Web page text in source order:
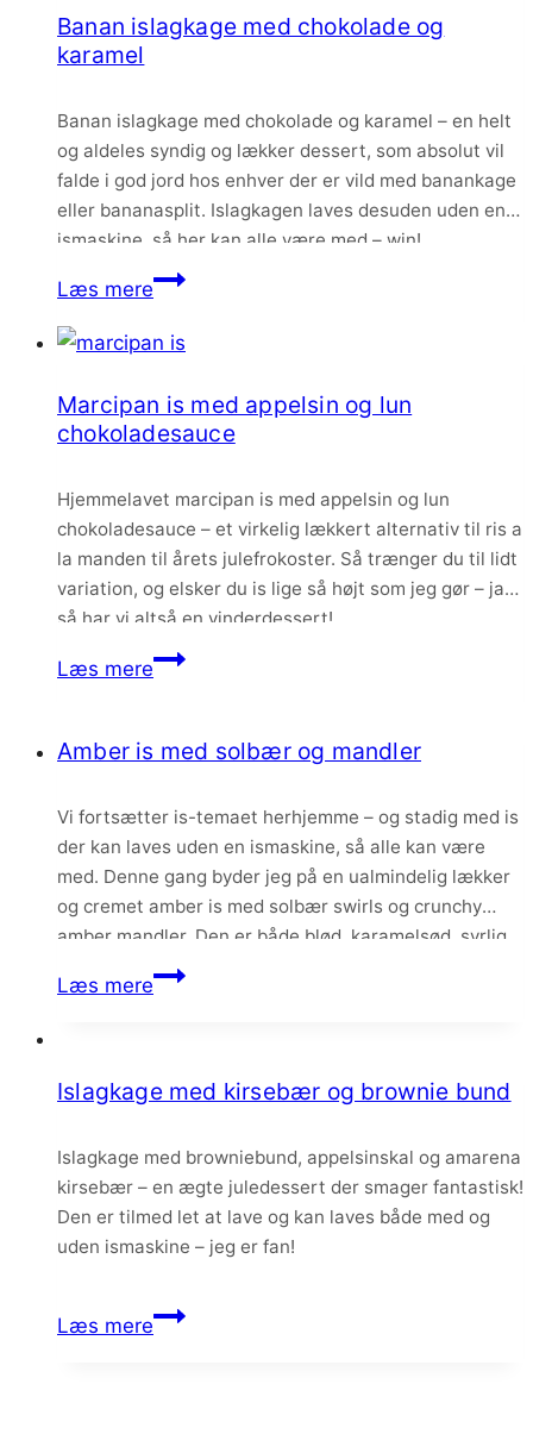
marcipan
Banan islagkage med chokolade og
karamel
Banan islagkage med chokolade og karamel – en helt
og aldeles syndig og lækker dessert, som absolut vil
falde i god jord hos enhver der er vild med banankage
eller bananasplit. Islagkagen laves desuden uden en
ismaskine, så her kan alle være med – win!
Læs mereBanan
med
og
karamel
Marcipan is med appelsin og lun
chokoladesauce
Hjemmelavet marcipan is med appelsin og lun
chokoladesauce – et virkelig lækkert alternativ til ris a
la manden til årets julefrokoster. Så trænger du til lidt
variation, og elsker du is lige så højt som jeg gør – ja
så har vi altså en vinderdessert!
Læs mereMarcipan
appelsin
lun
chokoladesauce
Amber is med solbær og mandler
Vi fortsætter is-temaet herhjemme – og stadig med is
der kan laves uden en ismaskine, så alle kan være
med. Denne gang byder jeg på en ualmindelig lækker
og cremet amber is med solbær swirls og crunchy
amber mandler. Den er både blød, karamelsød, syrlig
og knasende – jeg kan slet ikke få nok. Og…
Læs mereAmber
og
Islagkage med kirsebær og brownie bund
Islagkage med browniebund, appelsinskal og amarena
kirsebær – en ægte juledessert der smager fantastisk!
Den er tilmed let at lave og kan laves både med og
uden ismaskine – jeg er fan!
Læs mereIslagkage